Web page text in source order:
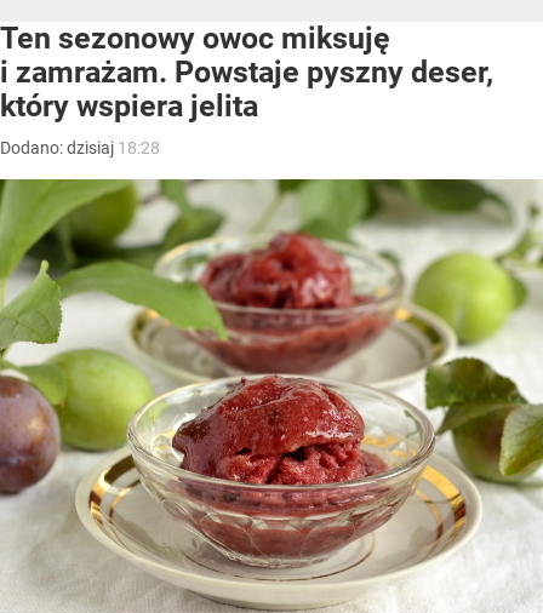
Ten sezonowy owoc miksuję
i zamrażam. Powstaje pyszny deser,
który wspiera jelita
Dodano:dzisiaj 18:28